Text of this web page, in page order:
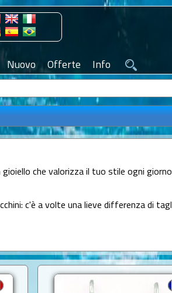
Nuovo Offerte Info
che valorizza il tuo stile ogni giorno
c'è a volte una lieve differenza di